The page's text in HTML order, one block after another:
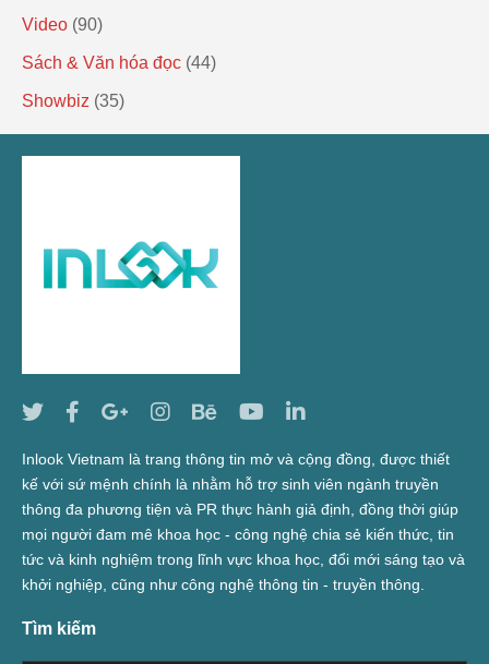
Video (90)
Sách & Văn hóa đọc (44)
Showbiz (35)
Inlook Vietnam là trang thông tin mở và cộng đồng, được thiết
kế với sứ mệnh chính là nhằm hỗ trợ sinh viên ngành truyền
thông đa phương tiện và PR thực hành giả định, đồng thời giúp
mọi người đam mê khoa học - công nghệ chia sẻ kiến thức, tin
tức và kinh nghiệm trong lĩnh vực khoa học, đổi mới sáng tạo và
khởi nghiệp, cũng như công nghệ thông tin - truyền thông.
Tìm kiếm